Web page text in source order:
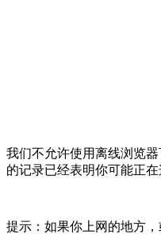
我们不允许使用离线浏览
的记录已经表明你可能正
提示：如果你上网的地方